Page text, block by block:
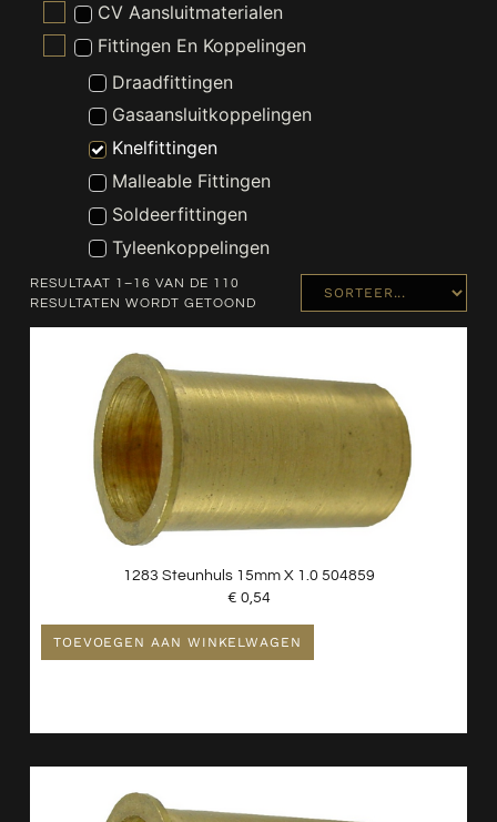
CV Aansluitmaterialen
Fittingen En Koppelingen
Draadfittingen
Gasaansluitkoppelingen
Knelfittingen
Malleable Fittingen
Soldeerfittingen
Tyleenkoppelingen
Gereedschappen
Slangen En Buizen
Wasmachine En Droger Toebehoren
Witgoed Onderdelen
Kranen
Nieuw - Wordt Niet Gebruikt
Radiatoren
Spiegels
Toiletten
Wastafels
RESULTAAT 1–16 VAN DE 110
RESULTATEN WORDT GETOOND
1283 Steunhuls 15mm X 1.0 504859
€ 0,54
TOEVOEGEN AAN WINKELWAGEN